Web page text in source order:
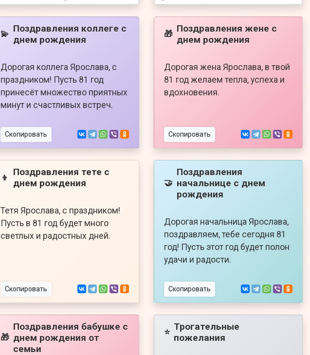
💫 Поздравления коллеге с
днем рождения
Дорогая коллега Ярослава, с
праздником! Пусть 81 год
принесёт множество приятных
минут и счастливых встреч.
Скопировать
🎁 Поздравления жене с
днем рождения
Дорогая жена Ярослава, в твой
81 год желаем тепла, успеха и
вдохновения.
Скопировать
👦
Поздравления тете с
днем рождения
Тетя Ярослава, с праздником!
Пусть в 81 год будет много
светлых и радостных дней.
Скопировать
🤝
Поздравления
начальнице с днем
рождения
Дорогая начальница Ярослава,
поздравляем, тебе сегодня 81
год! Пусть этот год будет полон
удачи и радости.
Скопировать
🎁
Поздравления бабушке с
днем рождения от
семьи
⭐ Трогательные
пожелания